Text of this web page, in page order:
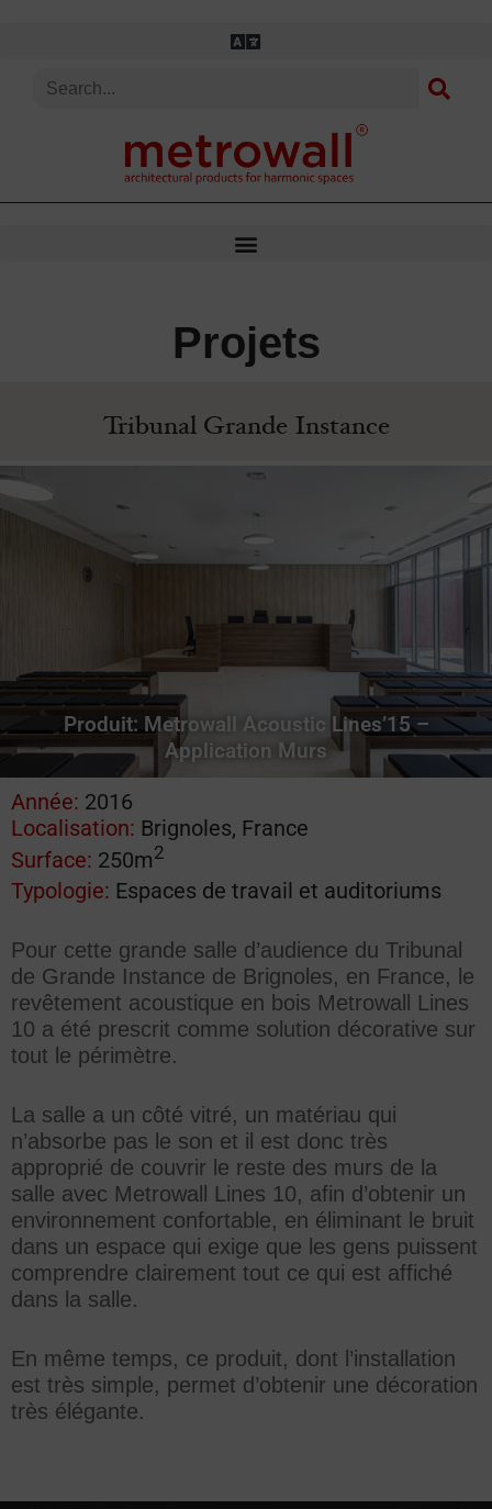
Projets
Tribunal Grande Instance
Produit: Metrowall Acoustic Lines’15 –
Application Murs
Année: 2016
Localisation: Brignoles, France
Surface: 250m2
Typologie: Espaces de travail et auditoriums
Pour cette grande salle d’audience du Tribunal
de Grande Instance de Brignoles, en France, le
revêtement acoustique en bois Metrowall Lines
10 a été prescrit comme solution décorative sur
tout le périmètre.
La salle a un côté vitré, un matériau qui
n’absorbe pas le son et il est donc très
approprié de couvrir le reste des murs de la
salle avec Metrowall Lines 10, afin d’obtenir un
environnement confortable, en éliminant le bruit
dans un espace qui exige que les gens puissent
comprendre clairement tout ce qui est affiché
dans la salle.
En même temps, ce produit, dont l’installation
est très simple, permet d’obtenir une décoration
très élégante.